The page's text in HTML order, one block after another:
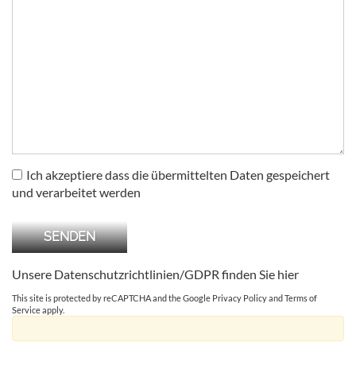
Ich akzeptiere dass die übermittelten Daten gespeichert
und verarbeitet werden
Unsere Datenschutzrichtlinien/GDPR finden Sie hier
This site is protected by reCAPTCHA and the Google Privacy PolicyandTerms of
Serviceapply.